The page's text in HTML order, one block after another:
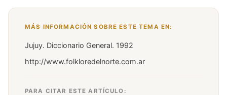
MÁS INFORMACIÓN SOBRE ESTE TEMA EN:
Jujuy. Diccionario General. 1992
http://www.folkloredelnorte.com.ar
PARA CITAR ESTE ARTÍCULO: